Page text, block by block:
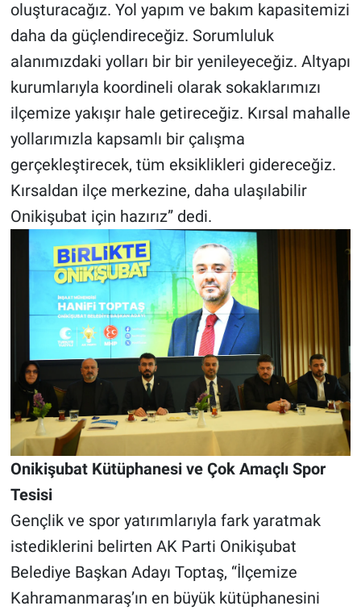
oluşturacağız. Yol yapım ve bakım kapasitemizi
daha da güçlendireceğiz. Sorumluluk
alanımızdaki yolları bir bir yenileyeceğiz. Altyapı
kurumlarıyla koordineli olarak sokaklarımızı
ilçemize yakışır hale getireceğiz. Kırsal mahalle
yollarımızla kapsamlı bir çalışma
gerçekleştirecek, tüm eksiklikleri gidereceğiz.
Kırsaldan ilçe merkezine, daha ulaşılabilir
Onikişubat için hazırız” dedi.
Onikişubat Kütüphanesi ve Çok Amaçlı Spor
Tesisi
Gençlik ve spor yatırımlarıyla fark yaratmak
istediklerini belirten AK Parti Onikişubat
Belediye Başkan Adayı Toptaş, “İlçemize
Kahramanmaraş’ın en büyük kütüphanesini